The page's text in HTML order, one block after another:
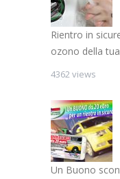
Rientro in
ozono della
4362 views
Un Buono